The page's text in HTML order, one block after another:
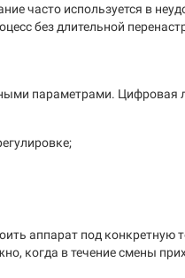
часто используется в
без длительной
параметрами. Цифровая
аппарат под конкретную
когда в течение смены